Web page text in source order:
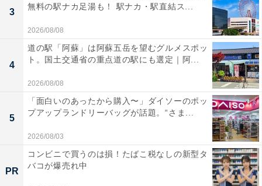
3
無料の駅ナカ足湯も！ 駅ナカ・駅直結ス...
2026/08/08
4
道の駅「阿蘇」は阿蘇五岳を望むグルメスポッ
ト。国土交通省の重点道の駅にも選定｜阿...
2026/08/08
5
「面白いのあったから購入〜」ダイソーのポッ
プアップランドリーバッグが話題。“さま...
2026/08/03
PR
コンビニで買うのは損！たばこ税なしの新型タ
バコが爆売れ中